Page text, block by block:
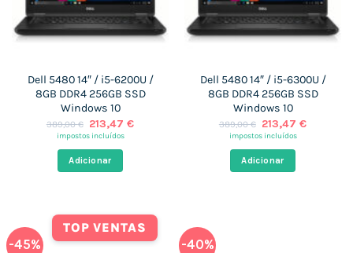
Dell 5480 14″ / i5-6200U /
8GB DDR4 256GB SSD
Windows 10
389,00€ O
preço
era:
389,00 €.
213,47€O
impostos incluídos
Adicionar
Dell 5480 14″ / i5-6300U /
8GB DDR4 256GB SSD
Windows 10
389,00€ O
preço
era:
389,00 €.
213,47€O
impostos incluídos
Adicionar
-45%
TOP VENTAS
-40%